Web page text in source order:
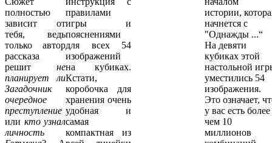
полностью
зависит от
тебя, ведь
только автор
рассказа
решит не
планирует ли
Загадочник
очередное
преступление
или кто узнал
личность
правилами
игры и
пояснениями
для всех 54
изображений
на кубиках.
Кстати,
коробочка для
хранения очень
удобная и
самая
компактная из
истории,
начнется с
"Однажды ...“
На девяти
кубиках этой
настольной
уместились 54
изображения.
Это означает,
у вас есть более
чем 10
миллионов